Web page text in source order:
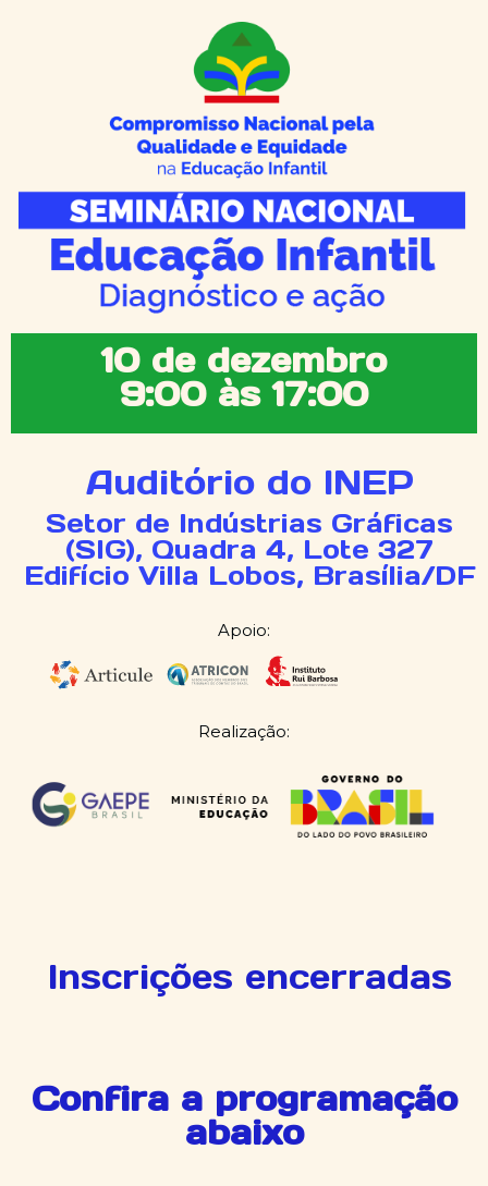
10 de dezembro
9:00 às 17:00
Auditório do INEP
Setor de Indústrias Gráficas
(SIG), Quadra 4, Lote 327
Edifício Villa Lobos, Brasília/DF
Apoio:
Realização:
Inscrições encerradas
Confira a programação
abaixo